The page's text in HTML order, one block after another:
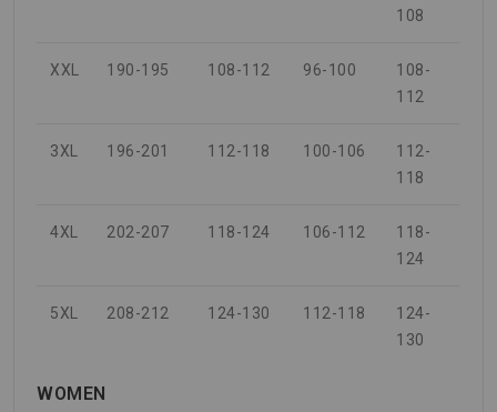
108
XXL 190-195 108-112 96-100
108-
112
3XL 196-201 112-118 100-106
112-
118
4XL 202-207 118-124 106-112
118-
124
5XL 208-212 124-130 112-118
124-
130
WOMEN